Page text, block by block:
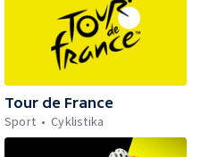
Tour de France
Sport
Cyklistika